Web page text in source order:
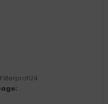
Filterprofi24